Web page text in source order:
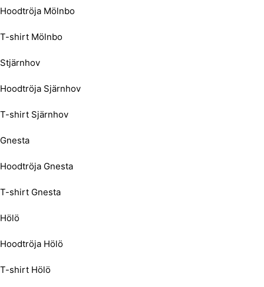
Hoodtröja Mölnbo
T-shirt Mölnbo
Stjärnhov
Hoodtröja Sjärnhov
T-shirt Sjärnhov
Gnesta
Hoodtröja Gnesta
T-shirt Gnesta
Hölö
Hoodtröja Hölö
T-shirt Hölö